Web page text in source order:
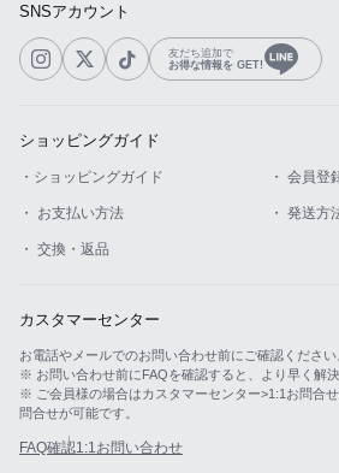
ショッピングガイド
SNSアカウント
友だち追加で
お得な情報を GET!
ショッピングガイド
・ショッピングガイド ・ 会員登
・ お支払い方法 ・ 発送方
・ 交換・返品
カスタマーセンター
お電話やメールでのお問い合わせ前にご確認ください
※ お問い合わせ前にFAQを確認すると、より早く解
※ ご会員様の場合はカスタマーセンター>1:1お問合
問合せが可能です。
FAQ確認1:1お問い合わせ